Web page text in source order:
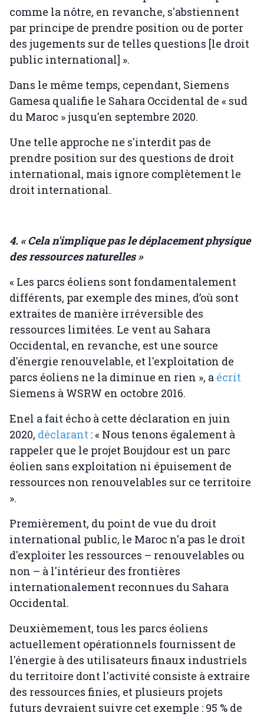
comme la nôtre, en revanche, s'abstiennent
par principe de prendre position ou de porter
des jugements sur de telles questions [le droit
public international] ».
Dans le même temps, cependant, Siemens
Gamesa qualifie le Sahara Occidental de « sud
du Maroc » jusqu'en septembre 2020.
Une telle approche ne s'interdit pas de
prendre position sur des questions de droit
international, mais ignore complètement le
droit international.
4. « Cela n'implique pas le déplacement physique
des ressources naturelles »
« Les parcs éoliens sont fondamentalement
différents, par exemple des mines, d’où sont
extraites de manière irréversible des
ressources limitées. Le vent au Sahara
Occidental, en revanche, est une source
d'énergie renouvelable, et l'exploitation de
parcs éoliens ne la diminue en rien », a écrit
Siemens à WSRW en octobre 2016.
Enel a fait écho à cette déclaration en juin
2020, déclarant : « Nous tenons également à
rappeler que le projet Boujdour est un parc
éolien sans exploitation ni épuisement de
ressources non renouvelables sur ce territoire
».
Premièrement, du point de vue du droit
international public, le Maroc n'a pas le droit
d'exploiter les ressources – renouvelables ou
non – à l'intérieur des frontières
internationalement reconnues du Sahara
Occidental.
Deuxièmement, tous les parcs éoliens
actuellement opérationnels fournissent de
l'énergie à des utilisateurs finaux industriels
du territoire dont l'activité consiste à extraire
des ressources finies, et plusieurs projets
futurs devraient suivre cet exemple : 95 % de